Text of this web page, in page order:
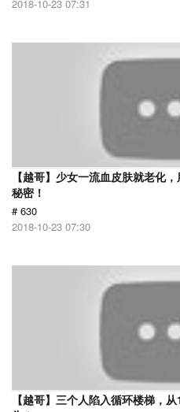
2018-10-23 07:31
【越哥】少女一流血皮肤就老化
秘密！
# 630
2018-10-23 07:30
【越哥】三个人陷入循环楼梯，